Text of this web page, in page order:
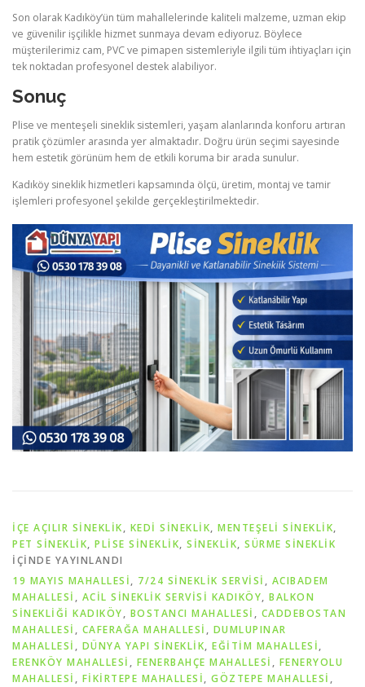
Son olarak Kadıköy’ün tüm mahallelerinde kaliteli malzeme, uzman ekip
ve güvenilir işçilikle hizmet sunmaya devam ediyoruz. Böylece
müşterilerimiz cam, PVC ve pimapen sistemleriyle ilgili tüm ihtiyaçları için
tek noktadan profesyonel destek alabiliyor.
Sonuç
Plise ve menteşeli sineklik sistemleri, yaşam alanlarında konforu artıran
pratik çözümler arasında yer almaktadır. Doğru ürün seçimi sayesinde
hem estetik görünüm hem de etkili koruma bir arada sunulur.
Kadıköy sineklik hizmetleri kapsamında ölçü, üretim, montaj ve tamir
işlemleri profesyonel şekilde gerçekleştirilmektedir.
İÇE AÇILIR SINEKLIK, KEDI SINEKLIK, MENTEŞELI SINEKLIK,
PET SİNEKLIK, PLISE SINEKLIK, SİNEKLİK, SÜRME SINEKLIK
IÇINDE YAYINLANDI
19 MAYIS MAHALLESİ, 7/24 SINEKLIK SERVISI , ACIBADEM
MAHALLESİ , ACIL SINEKLIK SERVISI KADIKÖY, BALKON
SINEKLIĞI KADIKÖY, BOSTANCI MAHALLESİ , CADDEBOSTAN
MAHALLESİ , CAFERAĞA MAHALLESİ , DUMLUPINAR
MAHALLESİ , DÜNYA YAPI SINEKLIK, EĞİTİM MAHALLESİ,
ERENKÖY MAHALLESİ , FENERBAHÇE MAHALLESİ , FENERYOLU
MAHALLESİ , FİKİRTEPE MAHALLESİ, GÖZTEPE MAHALLESİ ,